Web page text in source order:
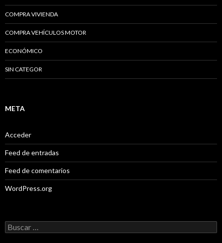
COMPRA VIVIENDA
COMPRA VEHÍCULOS MOTOR
ECONÓMICO
SIN CATEGOR
META
Acceder
Feed de entradas
Feed de comentarios
WordPress.org
B
u